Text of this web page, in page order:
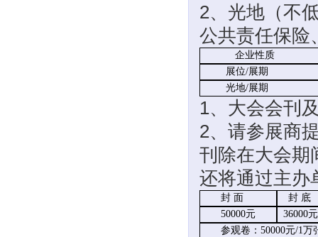
2、光地（不
公共责任保险
企业性质
展位/展期
光地/展期
1、大会会刊
2、 请参展商
刊除在大会期
还将通过主办
封 面 封 底
50000元
36000元
参观卷：50000元/1万